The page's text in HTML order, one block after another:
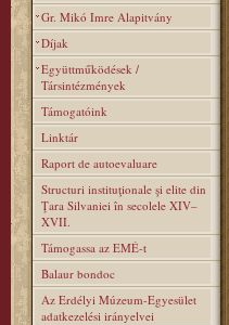
Gr. Mikó Imre Alapitvány
Díjak
Együttműködések /
Társintézmények
Támogatóink
Linktár
Raport de autoevaluare
Structuri instituţionale şi elite din
Ţara Silvaniei în secolele XIV–
XVII.
Támogassa az EMÉ-t
Balaur bondoc
Az Erdélyi Múzeum-Egyesület
adatkezelési irányelvei